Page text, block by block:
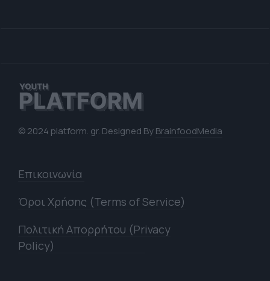
© 2024 platform. gr. Designed ByBrainfoodMedia
Επικοινωνία
Όροι Χρήσης (Terms of Service)
Πολιτική Απορρήτου (Privacy
Policy)